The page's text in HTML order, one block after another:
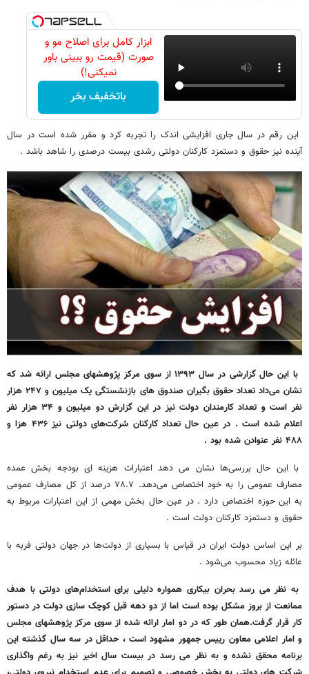
ابزار کامل برای اصلاح مو و
صورت (قیمت رو ببینی باور
نمیکنی!)
باتخفیف بخر
این رقم در سال جاری افزایشی اندک را تجربه کرد و مقرر شده است در سال
آینده نیز حقوق و دستمزد کارکنان دولتی رشدی بیست درصدی را شاهد باشد .
با این حال گزارشی در سال ۱۳۹۳ از سوی مرکز پژوهشهای مجلس ارائه شد که
نشان می‌داد تعداد حقوق بگیران صندوق های بازنشستگی یک میلیون و ۲۴۷ هزار
نفر است و تعداد کارمندان دولت نیز در این گزارش دو میلیون و ۳۴ هزار نفر
اعلام شده است . در عین حال تعداد کارکنان شرکت‌های دولتی نیز ۴۳۶ هزا و
۴۸۸ نفر عنوادن شده بود .
با این حال بررسی‌ها نشان می دهد اعتبارات هزینه ای بودجه بخش عمده
مصارف عمومی را به خود اختصاص می‌دهد. ۷۸.۷ درصد از کل مصارف عمومی
به این حوزه اختصاص دارد . در عین حال بخش مهمی از این اعتبارات مربوط به
حقوق و دستمزد کارکنان دولت است .
بر این اساس دولت ایران در قیاس با بسیاری از دولت‌ها در جهان دولتی فربه با
عائله زیاد محسوب می‌شود .
به نظر می رسد بحران بیکاری همواره دلیلی برای استخدام‌های دولتی با هدف
ممانعت از بروز مشکل بوده است اما از دو دهه قبل کوچک سازی دولت در دستور
کار قرار گرفت.همان طور که در دو امار ارائه شده از سوی مرکز پژوهشهای مجلس
و امار اعلامی معاون رییس جمهور مشهود است ، حداقل در سه سال گذشته این
برنامه محقق نشده و به نظر می رسد در بیست سال اخیر نیز به رغم واگذاری